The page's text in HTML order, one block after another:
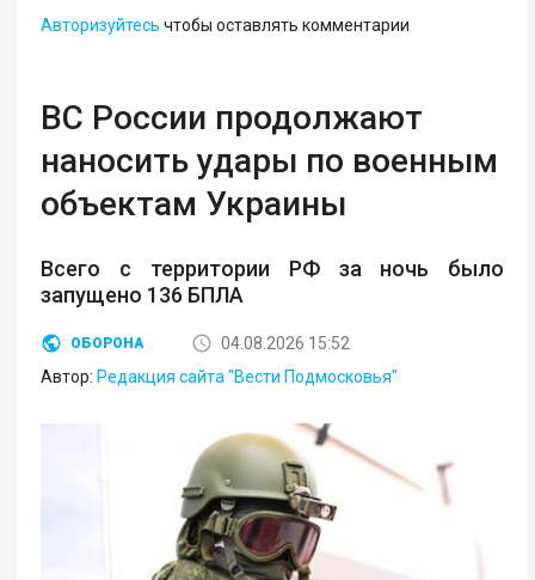
Авторизуйтесь чтобы оставлять комментарии
ВС России продолжают
наносить удары по военным
объектам Украины
Всего с территории РФ за ночь было
запущено 136 БПЛА
ОБОРОНА
04.08.2026 15:52
Автор: Редакция сайта "Вести Подмосковья"